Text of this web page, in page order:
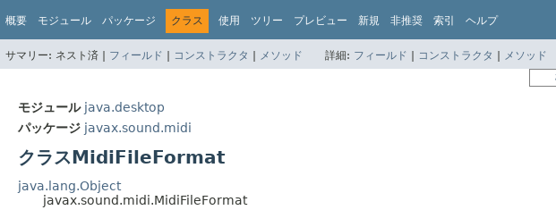
概要 モジュール パッケージ クラス 使用 ツリー プレビュー 新規 非推奨 索引 ヘルプ
サマリー: ネスト済 | フィールド | コンストラクタ | メソッド 詳細: フィールド | コンストラクタ | メソッド
モジュール java.desktop
パッケージ javax.sound.midi
クラスMidiFileFormat
java.lang.Object
javax.sound.midi.MidiFileFormat